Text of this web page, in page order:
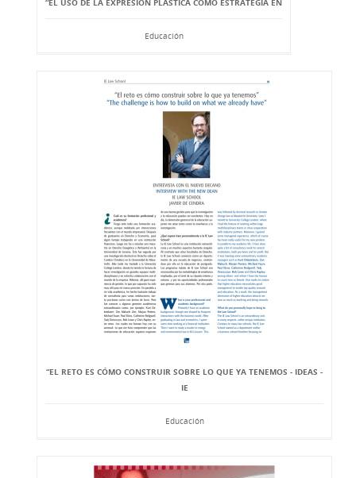
“EL USO DE LA EXPRESIÓN PLÁSTICA CÓMO ESTRATEGIA EN
Educación
“EL RETO ES CÓMO CONSTRUIR SOBRE LO QUE YA TENEMOS - IDEAS -
IE
Educación